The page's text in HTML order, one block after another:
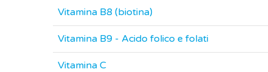
Vitamina B8 (biotina)
Vitamina B9 - Acido folico e folati
Vitamina C